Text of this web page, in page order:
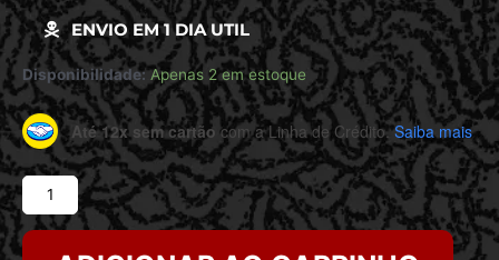
ENVIO EM 1 DIA UTIL
Disponibilidade: Apenas 2 em estoque
Até 12x sem cartão com a Linha de Crédito. Saiba mais